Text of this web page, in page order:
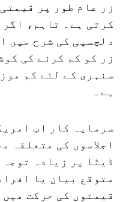
زر عام طور پر
کرتی ہے۔ تاہم،
دلچسپی کی شرح میں
زر کو کم کرنے کی
سنہری کے لئے کم
ہے۔
سرمایہ کار اب
اجلاسوں کی متعلقہ
ڈیٹا پر زیادہ
متوقع بیان یا
قیمتوں کی حرکت میں